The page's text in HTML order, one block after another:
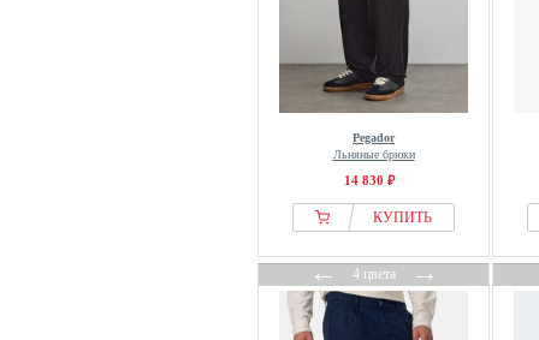
Pegador
Льняные брюки
14 830 ₽
КУПИТЬ
←4 цвета→